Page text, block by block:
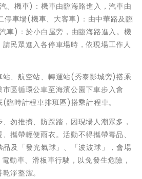
、機車)：機車由臨海路進入，汽車由
停車場(機車、大客車)：由中華路及臨
車)：於小白屋旁，由臨海路進入。機
民眾進入各停車場時，依現場工作人
站、航空站、轉運站(秀泰影城旁)搭乘
區循環公車至海濱公園下車步入會
臨時計程車排班區)搭乘計程車。
勿推擠、防踩踏，因現場人潮眾多，
攜帶輕便雨衣。活動不得攜帶毒品、
及「發光氣球」、「波波球」，會場
動車、滑板車行駛，以免發生危險，
淨整潔。